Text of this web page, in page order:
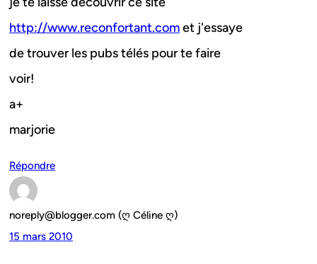
http://www.reconfortant.comet j'essaye
de trouver les pubs télés pour te faire
voir!
a+
marjorie
Répondre
noreply@blogger.com (ღ Céline ღ)
15 mars 2010